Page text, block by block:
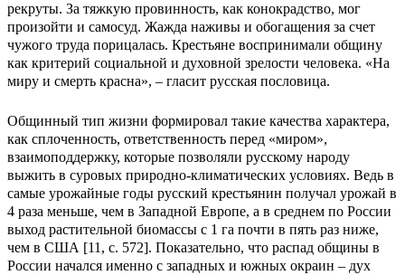
рекруты. За тяжкую провинность, как конокрадство, мог
произойти и самосуд. Жажда наживы и обогащения за счет
чужого труда порицалась. Крестьяне воспринимали общину
как критерий социальной и духовной зрелости человека. «На
миру и смерть красна», – гласит русская пословица.
Общинный тип жизни формировал такие качества характера,
как сплоченность, ответственность перед «миром»,
взаимоподдержку, которые позволяли русскому народу
выжить в суровых природно-климатических условиях. Ведь в
самые урожайные годы русский крестьянин получал урожай в
4 раза меньше, чем в Западной Европе, а в среднем по России
выход растительной биомассы с 1 га почти в пять раз ниже,
чем в США [11, с. 572]. Показательно, что распад общины в
России начался именно с западных и южных окраин – дух